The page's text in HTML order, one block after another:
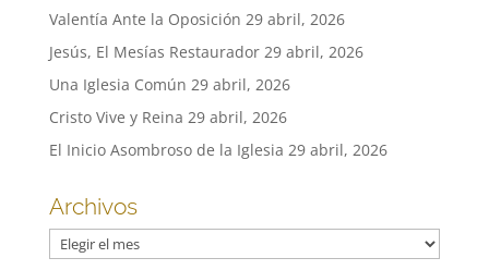
Valentía Ante la Oposición 29 abril, 2026
Jesús, El Mesías Restaurador 29 abril, 2026
Una Iglesia Común 29 abril, 2026
Cristo Vive y Reina 29 abril, 2026
El Inicio Asombroso de la Iglesia 29 abril, 2026
Archivos
Archivos